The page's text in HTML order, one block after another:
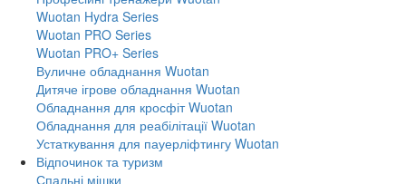
Wuotan Hydra Series
Wuotan PRO Series
Wuotan PRO+ Series
Вуличне обладнання Wuotan
Дитяче ігрове обладнання Wuotan
Обладнання для кросфіт Wuotan
Обладнання для реабілітації Wuotan
Устаткування для пауерліфтингу Wuotan
Відпочинок та туризм
Спальні мішки